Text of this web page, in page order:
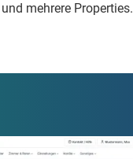
und mehrere Properties.